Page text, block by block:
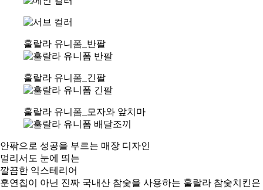
훌랄라 유니폼_반팔
훌랄라 유니폼_긴팔
훌랄라 유니폼_모자와 앞치마
안팎으로 성공을 부르는 매장 디자인
멀리서도 눈에 띄는
깔끔한 익스테리어
훈연칩이 아닌 진짜 국내산 참숯을 사용하는 훌랄라 참숯치킨은